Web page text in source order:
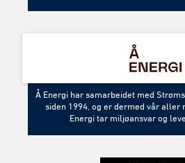
Å Energi har samarbeidet med
siden 1994, og er dermed vår aller
Energi tar miljøansvar og